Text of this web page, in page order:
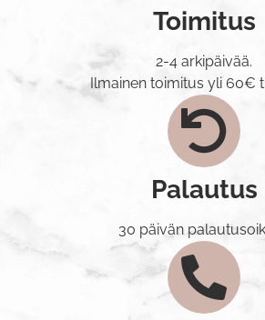
Toimitus
2-4 arkipäivää.
Ilmainen toimitus yli 60€
Palautus
30 päivän